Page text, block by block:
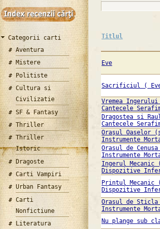
Categorii carti
Aventura
Mistere
Politiste
Cultura si
Civilizatie
SF & Fantasy
Thriller
Thriller
Istoric
Dragoste
Carti Vampiri
Urban Fantasy
Carti
Nonfictiune
Literatura
Titlul
Eve
Sacrificiul (
Vremea
Cantecele
Dragostea si
Cantecele
Oraşul Oaselor
Instrumente
Orasul de
Instrumente
Ingerul Mecanic
Dispozitive
Printul Mecanic
Dispozitive
Orasul de
Instrumente
Nu plange sub